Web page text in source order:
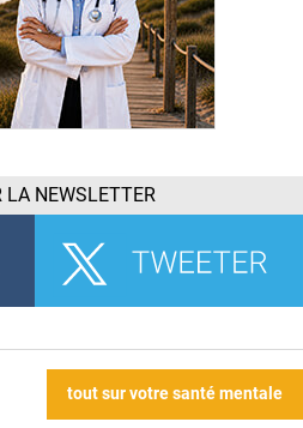
LA NEWSLETTER
tout sur votre santé mentale